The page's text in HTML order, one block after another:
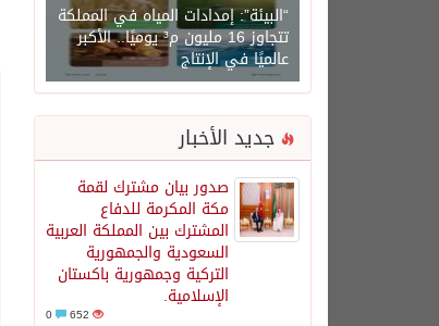
“البيئة”: إمدادات المياه في المملكة
تتجاوز 16 مليون م³ يوميًا.. الأكبر
عالميًا في الإنتاج
جديد الأخبار
صدور بيان مشترك لقمة
مكة المكرمة للدفاع
المشترك بين المملكة العربية
السعودية والجمهورية
التركية وجمهورية باكستان
الإسلامية.
652